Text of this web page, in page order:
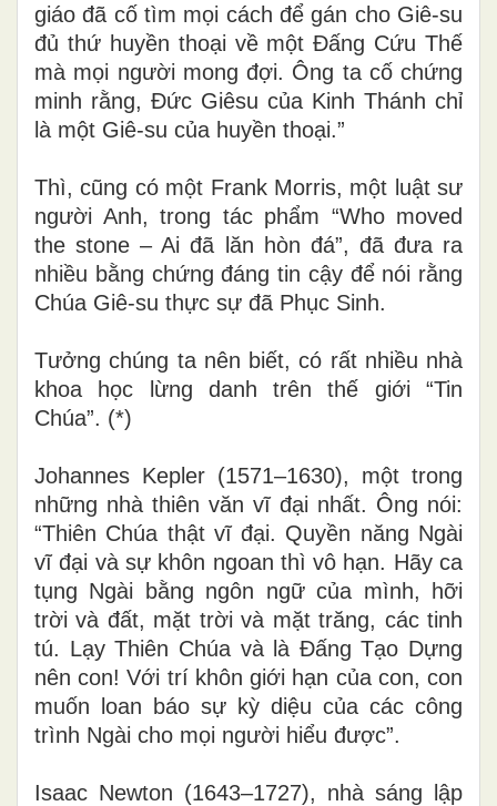
giáo đã cố tìm mọi cách để gán cho Giê-su
đủ thứ huyền thoại về một Đấng Cứu Thế
mà mọi người mong đợi. Ông ta cố chứng
minh rằng, Đức Giêsu của Kinh Thánh chỉ
là một Giê-su của huyền thoại.”
Thì, cũng có một Frank Morris, một luật sư
người Anh, trong tác phẩm “Who moved
the stone – Ai đã lăn hòn đá”, đã đưa ra
nhiều bằng chứng đáng tin cậy để nói rằng
Chúa Giê-su thực sự đã Phục Sinh.
Tưởng chúng ta nên biết, có rất nhiều nhà
khoa học lừng danh trên thế giới “Tin
Chúa”. (*)
Johannes Kepler (1571–1630), một trong
những nhà thiên văn vĩ đại nhất. Ông nói:
“Thiên Chúa thật vĩ đại. Quyền năng Ngài
vĩ đại và sự khôn ngoan thì vô hạn. Hãy ca
tụng Ngài bằng ngôn ngữ của mình, hỡi
trời và đất, mặt trời và mặt trăng, các tinh
tú. Lạy Thiên Chúa và là Đấng Tạo Dựng
nên con! Với trí khôn giới hạn của con, con
muốn loan báo sự kỳ diệu của các công
trình Ngài cho mọi người hiểu được”.
Isaac Newton (1643–1727), nhà sáng lập